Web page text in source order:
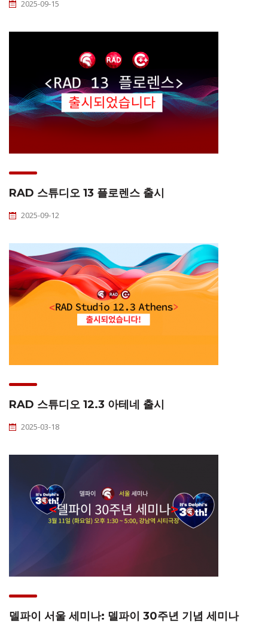
2025-09-15
RAD 스튜디오 13 플로렌스 출시
2025-09-12
RAD 스튜디오 12.3 아테네 출시
2025-03-18
델파이 서울 세미나: 델파이 30주년 기념 세미나